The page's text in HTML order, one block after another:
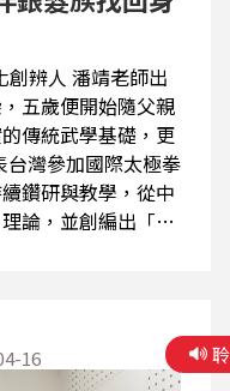
老師出
五歲便開始隨父親
傳統武學基礎，更
台灣參加國際太極拳
鑽研與教學，從中
論，並創編出「太
重要的是回到身體
熊衛老師的教法拋
16